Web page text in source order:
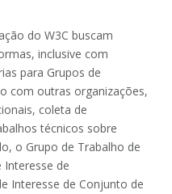
do W3C buscam
inclusive com
para Grupos de
com outras organizações,
coleta de
técnicos sobre
o Grupo de Trabalho de
Interesse de
Interesse de Conjunto de